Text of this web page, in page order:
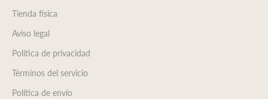
Tienda física
Aviso legal
Política de privacidad
Términos del servicio
Política de envío